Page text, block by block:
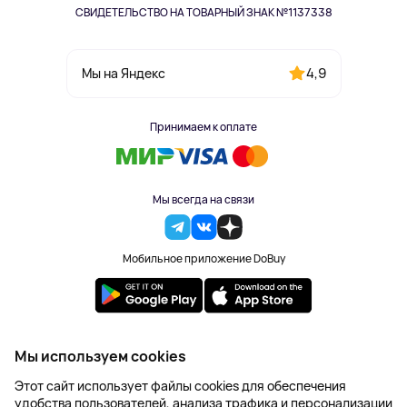
СВИДЕТЕЛЬСТВО НА ТОВАРНЫЙ ЗНАК №1137338
Мы на Яндекс 4,9
Принимаем к оплате
Мы всегда на связи
Мобильное приложение DoBuy
2023-2026 © DoBuy. Все права защищены
Правила обработки персональных данных
Пользовательское соглашение
Мы используем cookies
Этот сайт использует файлы cookies для обеспечения
удобства пользователей, анализа трафика и персонализации